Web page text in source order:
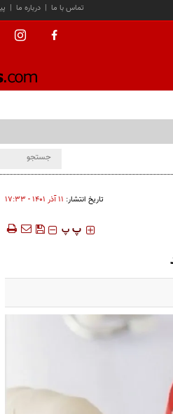
| درباره ما | تماس با ما
تاریخ انتشار: ۱۱ آذر ۱۴۰۱ - ۱۷:۳۳
‍‍‍ پ پ